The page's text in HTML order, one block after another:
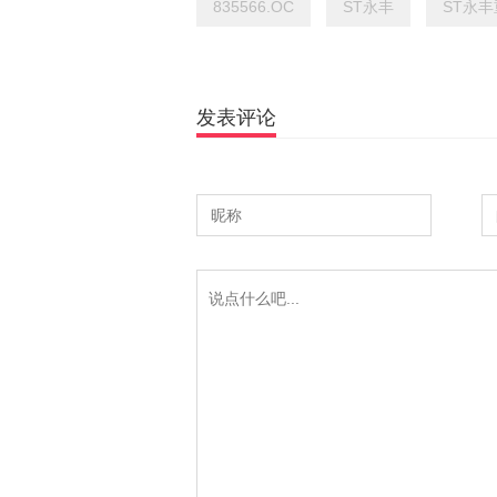
835566.OC ST永丰 ST永丰
发表评论